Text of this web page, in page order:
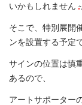
いかもしれません
そこで、特別展開
ンを設置する予定
サインの位置は慎
あるので、
アートサポーター